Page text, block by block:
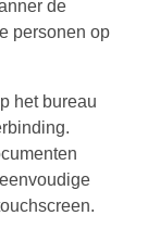
de
personen op
het bureau